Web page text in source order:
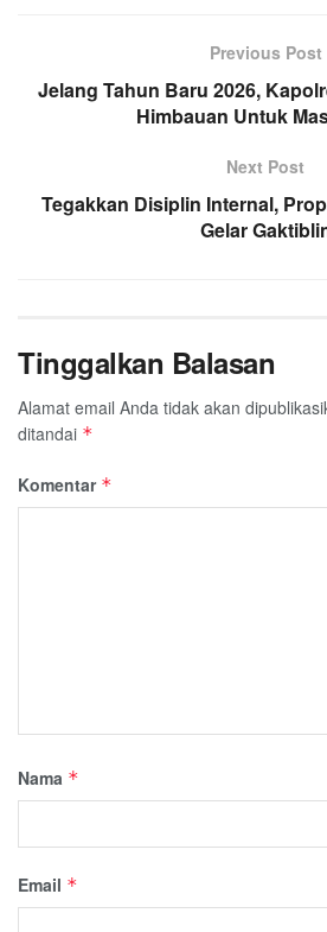
Previous Post
Jelang Tahun Baru 2026,
Himbauan Untuk
Next Post
Tegakkan Disiplin Internal,
Gelar
Tinggalkan Balasan
Alamat email Anda tidak akan
ditandai *
Komentar *
Nama *
Email *